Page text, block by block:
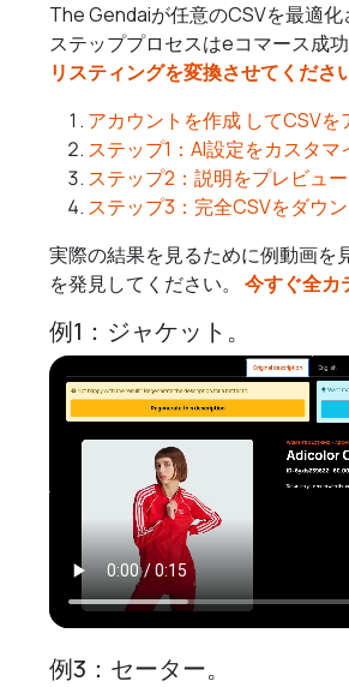
The Gendaiが任意のCSVを最適
ステッププロセスはeコマース成
リスティングを変換させてくださ
アカウントを作成 してCSVを
ステップ1：AI設定をカスタマ
ステップ2：説明をプレビュー
ステップ3：完全CSVをダウン
実際の結果を見るために例動画を
を発見してください。 今すぐ全カ
例1：ジャケット。
例3：セーター。